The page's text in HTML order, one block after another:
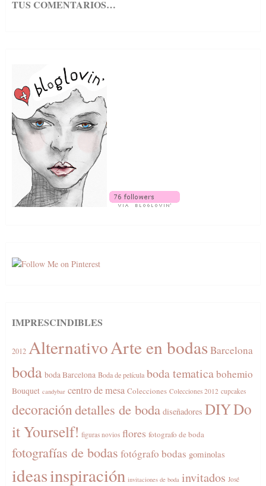
TUS COMENTARIOS…
IMPRESCINDIBLES
2012 AlternativoArte en bodas Barcelona
boda boda Barcelona Boda de película boda tematicabohemio
Bouquet candybar centro de mesa Colecciones Colecciones 2012 cupcakes
decoracióndetalles de boda diseñadores DIYDo
it Yourself! figuras novios flores fotografo de boda
fotografías de bodas fotógrafo bodas gominolas
ideasinspiración invitaciones de boda invitados José